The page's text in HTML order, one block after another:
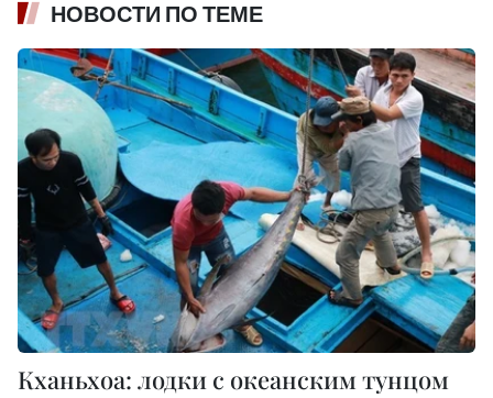
НОВОСТИ ПО ТЕМЕ
Кханьхоа: лодки с океанским тунцом